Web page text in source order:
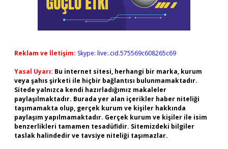
Reklam ve İletişim: Skype: live:.cid.575569c608265c69
Yasal Uyarı: Bu internet sitesi, herhangi bir marka, kurum
veya şahıs şirketi ile hiçbir bağlantısı bulunmamaktadır.
Sitede yalnızca kendi hazırladığımız makaleler
paylaşılmaktadır. Burada yer alan içerikler haber niteliği
taşımamakta olup, gerçek kurum ve kişiler hakkında
paylaşım yapılmamaktadır. Gerçek kurum ve kişiler ile isim
benzerlikleri tamamen tesadüfidir. Sitemizdeki bilgiler
taslak halindedir ve tavsiye niteliği taşımazlar.